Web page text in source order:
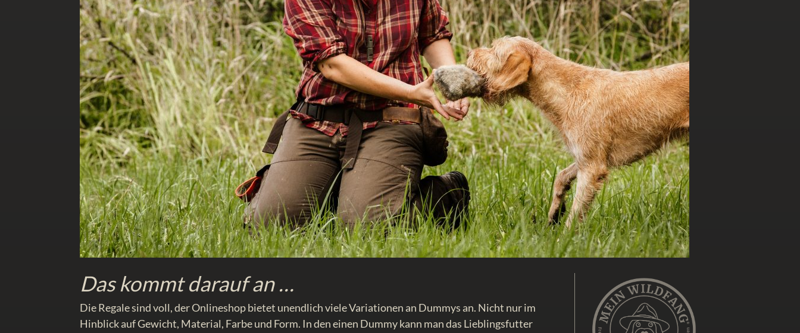
Das kommt darauf an …
Die Regale sind voll, der Onlineshop bietet unendlich viele Variationen an Dummys an. Nicht nur im
Hinblick auf Gewicht, Material, Farbe und Form. In den einen Dummy kann man das Lieblingsfutter